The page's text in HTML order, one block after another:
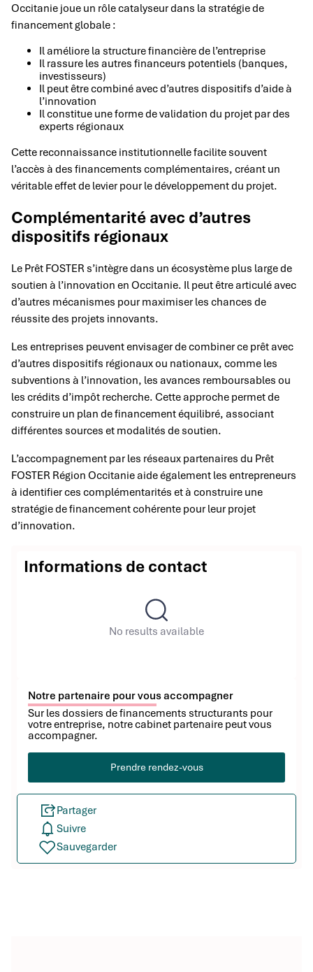
Occitanie joue un rôle catalyseur dans la stratégie de
financement globale :
Il améliore la structure financière de l’entreprise
Il rassure les autres financeurs potentiels (banques,
investisseurs)
Il peut être combiné avec d’autres dispositifs d’aide à
l’innovation
Il constitue une forme de validation du projet par des
experts régionaux
Cette reconnaissance institutionnelle facilite souvent
l’accès à des financements complémentaires, créant un
véritable effet de levier pour le développement du projet.
Complémentarité avec d’autres
dispositifs régionaux
Le Prêt FOSTER s’intègre dans un écosystème plus large de
soutien à l’innovation en Occitanie. Il peut être articulé avec
d’autres mécanismes pour maximiser les chances de
réussite des projets innovants.
Les entreprises peuvent envisager de combiner ce prêt avec
d’autres dispositifs régionaux ou nationaux, comme les
subventions à l’innovation, les avances remboursables ou
les crédits d’impôt recherche. Cette approche permet de
construire un plan de financement équilibré, associant
différentes sources et modalités de soutien.
L’accompagnement par les réseaux partenaires du Prêt
FOSTER Région Occitanie aide également les entrepreneurs
à identifier ces complémentarités et à construire une
stratégie de financement cohérente pour leur projet
d’innovation.
Informations de contact
No results available
Notre partenaire pour vous accompagner
Sur les dossiers de financements structurants pour
votre entreprise, notre cabinet partenaire peut vous
accompagner.
Prendre rendez-vous
Partager
Suivre
Sauvegarder